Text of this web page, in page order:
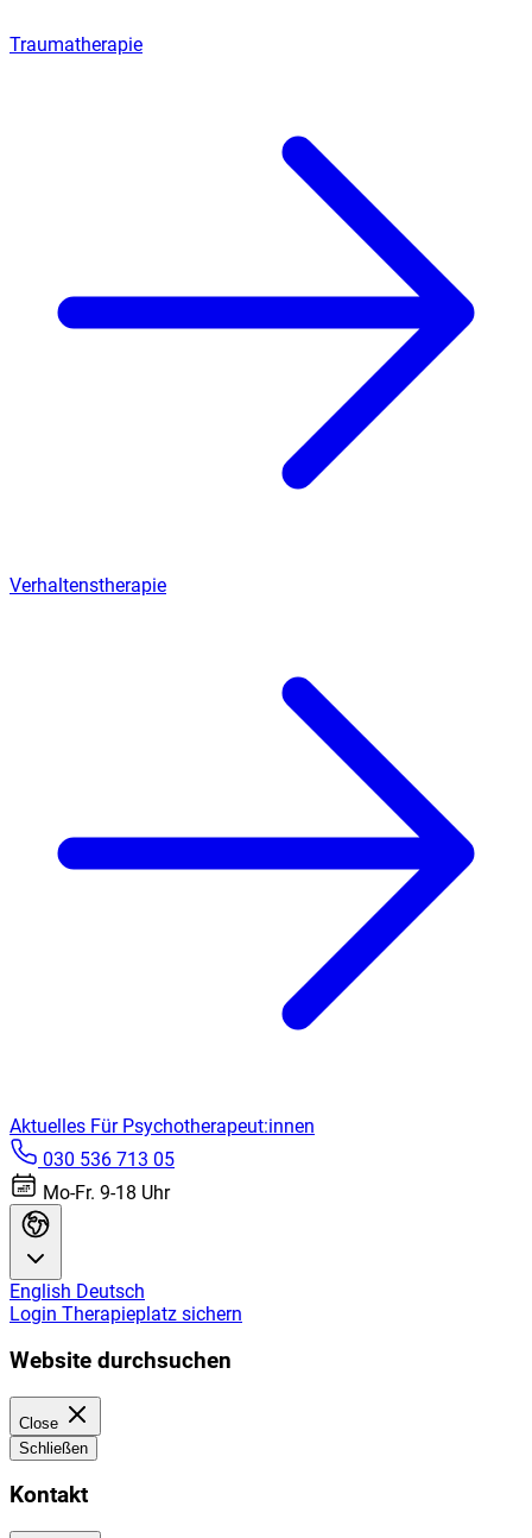
Traumatherapie
Verhaltenstherapie
Aktuelles Für Psychotherapeut:innen
030 536 713 05
Mo-Fr. 9-18 Uhr
English Deutsch
Login Therapieplatz sichern
Website durchsuchen
Close
Schließen
Kontakt